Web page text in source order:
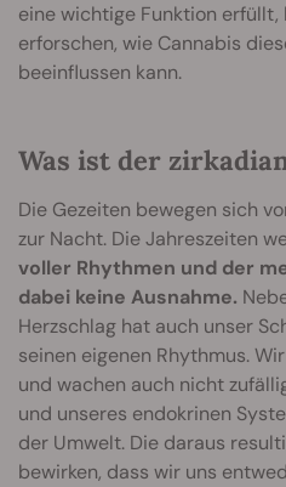
eine wichtige Funktion erfüllt,
erforschen, wie Cannabis
beeinflussen kann.
Was ist der
Die Gezeiten bewegen sich
zur Nacht. Die Jahreszeiten
voller Rhythmen und der
dabei keine Ausnahme.
Herzschlag hat auch unser
seinen eigenen Rhythmus.
und wachen auch nicht
und unseres endokrinen
der Umwelt. Die daraus
bewirken, dass wir uns